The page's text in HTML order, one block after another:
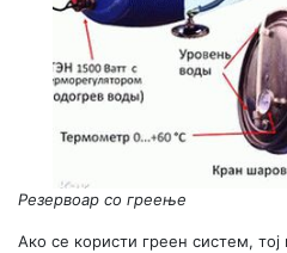
Резервоар со греење
Ако се користи греен систем,